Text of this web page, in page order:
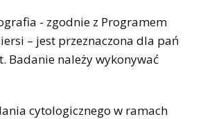
- zgodnie z Programem
– jest przeznaczona dla pań
Badanie należy wykonywać
cytologicznego w ramach